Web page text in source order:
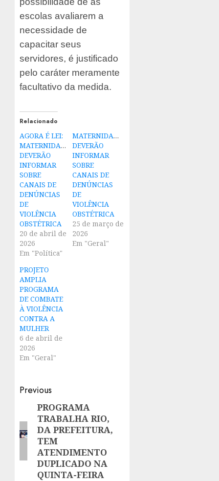
escolas avaliarem a
necessidade de
capacitar seus
servidores, é justificado
pelo caráter meramente
facultativo da medida.
Relacionado
AGORA É LEI:
MATERNIDADES
DEVERÃO
INFORMAR
SOBRE
CANAIS DE
DENÚNCIAS
DE
VIOLÊNCIA
OBSTÉTRICA
20 de abril de
2026
Em "Política"
MATERNIDADES
DEVERÃO
INFORMAR
SOBRE
CANAIS DE
DENÚNCIAS
DE
VIOLÊNCIA
OBSTÉTRICA
25 de março de
2026
Em "Geral"
PROJETO
AMPLIA
PROGRAMA
DE COMBATE
À VIOLÊNCIA
CONTRA A
MULHER
6 de abril de
2026
Em "Geral"
Post
navigation
Previous
Previous
post:
PROGRAMA
TRABALHA RIO,
DA PREFEITURA,
TEM
ATENDIMENTO
DUPLICADO NA
QUINTA-FEIRA